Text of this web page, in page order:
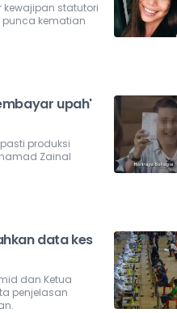
statutori
kematian
upah'
produksi
Zainal
data kes
dan Ketua
penjelasan